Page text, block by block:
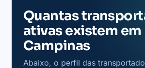
Quantas
ativas existem em
Campinas
Abaixo, o perfil das